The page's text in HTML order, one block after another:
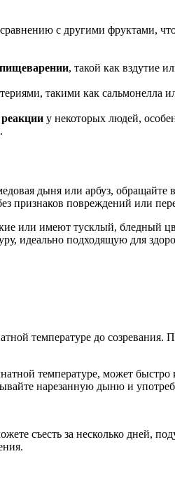
с другими фруктами,
, такой как вздутие
такими как сальмонелла
у некоторых людей,
дыня или арбуз, обращайте
признаков повреждений или
или имеют тусклый, бледный
идеально подходящую для
температуре до созревания.
температуре, может быстро
нарезанную дыню и
съесть за несколько дней,